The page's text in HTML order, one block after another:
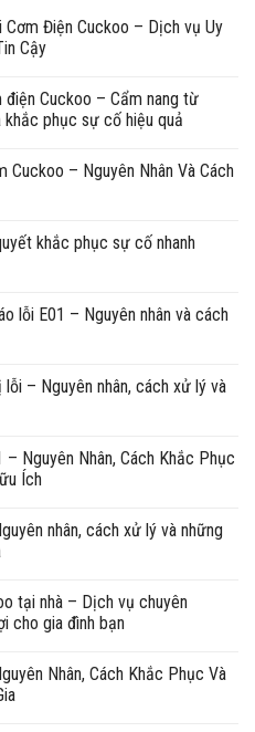
Cơm Điện Cuckoo – Dịch vụ Uy
Cậy
Cuckoo – Cẩm nang từ
phục sự cố hiệu quả
Cuckoo – Nguyên Nhân Và Cách
khắc phục sự cố nhanh
lỗi E01 – Nguyên nhân và cách
– Nguyên nhân, cách xử lý và
Nguyên Nhân, Cách Khắc Phục
Ích
nhân, cách xử lý và những
tại nhà – Dịch vụ chuyên
cho gia đình bạn
Nhân, Cách Khắc Phục Và